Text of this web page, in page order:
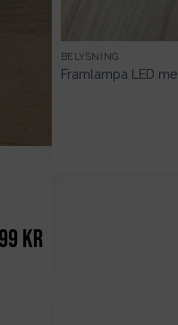
kr
BELYSNING
Framlampa LED